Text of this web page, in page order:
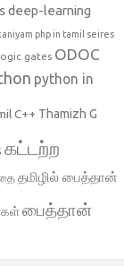
deep-learning
php in tamil seires
gates ODOC
python in
C++ Thamizh G
கட்டற்ற
தமிழில் பைத்தான்
பைத்தான்